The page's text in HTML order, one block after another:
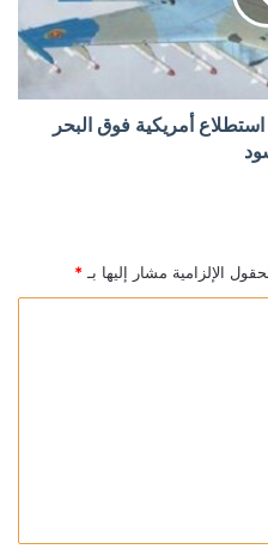
أمريكية فوق البحر
الإلزامية مشار إليها بـ *